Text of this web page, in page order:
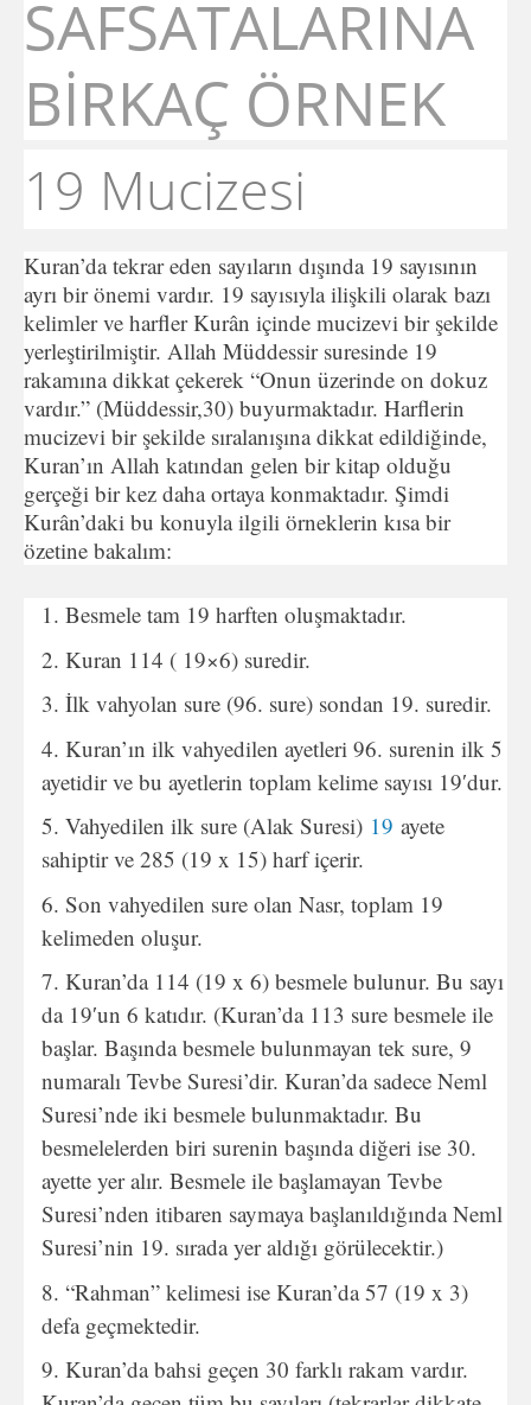
SAFSATALARINA
BİRKAÇ ÖRNEK
19 Mucizesi
Kuran’da tekrar eden sayıların dışında 19 sayısının
ayrı bir önemi vardır. 19 sayısıyla ilişkili olarak bazı
kelimler ve harfler Kurân içinde mucizevi bir şekilde
yerleştirilmiştir. Allah Müddessir suresinde 19
rakamına dikkat çekerek “Onun üzerinde on dokuz
vardır.” (Müddessir,30) buyurmaktadır. Harflerin
mucizevi bir şekilde sıralanışına dikkat edildiğinde,
Kuran’ın Allah katından gelen bir kitap olduğu
gerçeği bir kez daha ortaya konmaktadır. Şimdi
Kurân’daki bu konuyla ilgili örneklerin kısa bir
özetine bakalım:
Besmele tam 19 harften oluşmaktadır.
Kuran 114 ( 19×6) suredir.
İlk vahyolan sure (96. sure) sondan 19. suredir.
Kuran’ın ilk vahyedilen ayetleri 96. surenin ilk 5
ayetidir ve bu ayetlerin toplam kelime sayısı 19′dur.
Vahyedilen ilk sure (Alak Suresi) 19 ayete
sahiptir ve 285 (19 x 15) harf içerir.
Son vahyedilen sure olan Nasr, toplam 19
kelimeden oluşur.
Kuran’da 114 (19 x 6) besmele bulunur. Bu sayı
da 19′un 6 katıdır. (Kuran’da 113 sure besmele ile
başlar. Başında besmele bulunmayan tek sure, 9
numaralı Tevbe Suresi’dir. Kuran’da sadece Neml
Suresi’nde iki besmele bulunmaktadır. Bu
besmelelerden biri surenin başında diğeri ise 30.
ayette yer alır. Besmele ile başlamayan Tevbe
Suresi’nden itibaren saymaya başlanıldığında Neml
Suresi’nin 19. sırada yer aldığı görülecektir.)
“Rahman” kelimesi ise Kuran’da 57 (19 x 3)
defa geçmektedir.
Kuran’da bahsi geçen 30 farklı rakam vardır.